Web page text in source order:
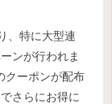
、特に大型連
ンが行われま
クーポンが配布
さらにお得に